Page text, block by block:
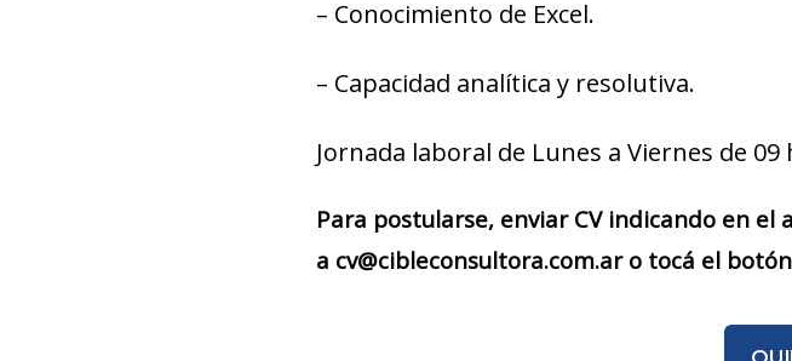
– Conocimiento de Excel.
– Capacidad analítica y resolutiva.
Jornada laboral de Lunes a Viernes de 09
Para postularse, enviar CV indicando en el
a cv@cibleconsultora.com.ar o tocá el